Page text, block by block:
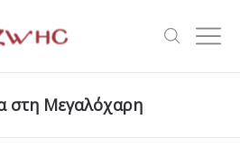
στη Μεγαλόχαρη